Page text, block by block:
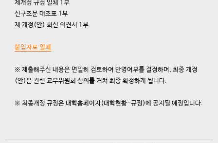
제개정 규정 일체 1부
신구조문 대조표 1부
제 개정(안) 회신 의견서 1부
붙임자료 일체
※ 제출해주신 내용은 면밀히 검토하여 반영여부를 결정하며, 최종 개정
(안)은 관련 교무위원회 심의를 거쳐 최종 확정하게 됩니다.
※ 최종개정 규정은 대학홈페이지(대학현황-규정)에 공지될 예정입니다.